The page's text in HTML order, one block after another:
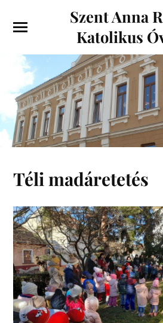
Szent Anna
Katolikus
Téli madáretetés